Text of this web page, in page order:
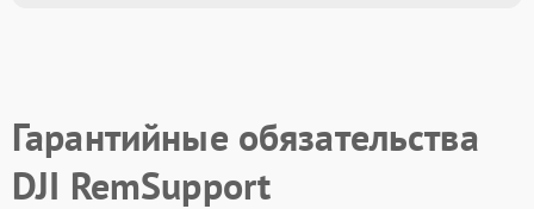
Гарантийные обязательства
DJI RemSupport